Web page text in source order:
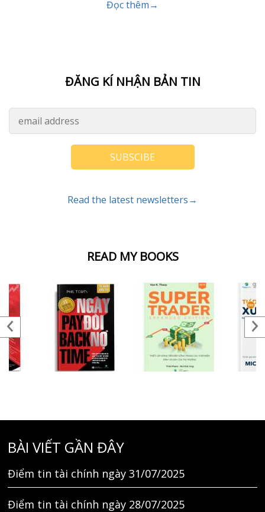
READ MY BOOKS
Đọc thêm→
ĐĂNG KÍ NHẬN BẢN TIN
SUBSCIBE
Read the latest newsletters→
BÀI VIẾT GẦN ĐÂY
Điểm tin tài chính ngày 31/07/2025
Điểm tin tài chính ngày 28/07/2025